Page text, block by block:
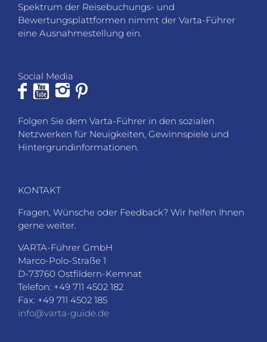
Spektrum der Reisebuchungs- und
Bewertungsplattformen nimmt der Varta-Führer
eine Ausnahmestellung ein.
Social Media
Folgen Sie dem Varta-Führer in den sozialen
Netzwerken für Neuigkeiten, Gewinnspiele und
Hintergrundinformationen.
KONTAKT
Fragen, Wünsche oder Feedback? Wir helfen Ihnen
gerne weiter.
VARTA-Führer GmbH
Marco-Polo-Straße 1
D-73760 Ostfildern-Kemnat
Telefon: +49 711 4502 182
Fax: +49 711 4502 185
info@varta-guide.de